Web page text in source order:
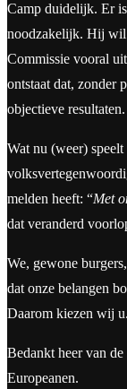
Camp duidelijk. Er
noodzakelijk. Hij wil
Commissie vooral
ontstaat dat, zonder
objectieve resultaten.
Wat nu (weer)
melden heeft: “Met
dat veranderd
We, gewone
dat onze belangen
Daarom kiezen wij
Bedankt heer van
Europeanen.